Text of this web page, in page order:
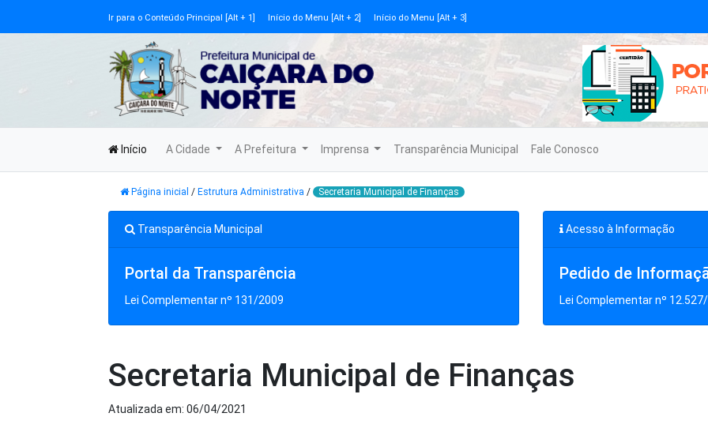
Ir para o Conteúdo Principal [Alt + 1] Início do Menu [Alt + 2] Início do Menu [Alt + 3]
Início A Cidade A Prefeitura Imprensa Transparência Municipal Fale Conosco
Página inicial / Estrutura Administrativa / Secretaria Municipal de Finanças
Transparência Municipal
Portal da Transparência
Lei Complementar nº 131/2009
Acesso à Informação
Pedido de
Lei Complementar nº
Secretaria Municipal de Finanças
Atualizada em: 06/04/2021